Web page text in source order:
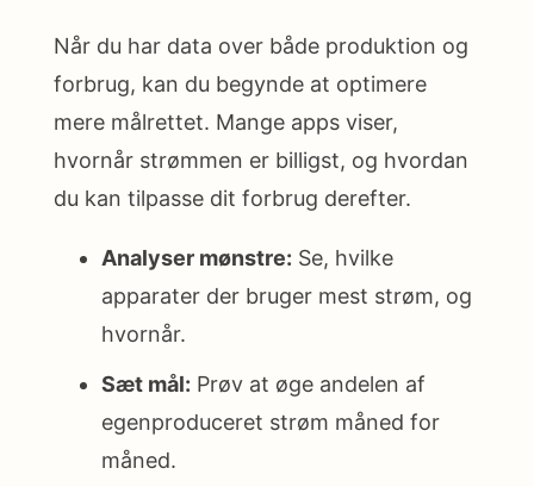
Når du har data over både produktion og
forbrug, kan du begynde at optimere
mere målrettet. Mange apps viser,
hvornår strømmen er billigst, og hvordan
du kan tilpasse dit forbrug derefter.
Analyser mønstre: Se, hvilke
apparater der bruger mest strøm, og
hvornår.
Sæt mål: Prøv at øge andelen af
egenproduceret strøm måned for
måned.